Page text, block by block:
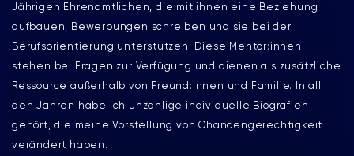
Jährigen Ehrenamtlichen, die mit ihnen eine Beziehung
aufbauen, Bewerbungen schreiben und sie bei der
Berufsorientierung unterstützen. Diese Mentor:innen
stehen bei Fragen zur Verfügung und dienen als zusätzliche
Ressource außerhalb von Freund:innen und Familie. In all
den Jahren habe ich unzählige individuelle Biografien
gehört, die meine Vorstellung von Chancengerechtigkeit
verändert haben.